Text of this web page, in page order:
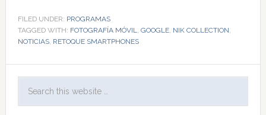
FILED UNDER: PROGRAMAS
TAGGED WITH: FOTOGRAFÍA MÓVIL, GOOGLE, NIK COLLECTION,
NOTICIAS, RETOQUE SMARTPHONES